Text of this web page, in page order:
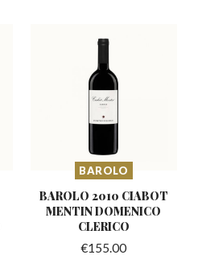
BAROLO
BAROLO 2010 CIABOT
MENTINDOMENICO
CLERICO
€155.00